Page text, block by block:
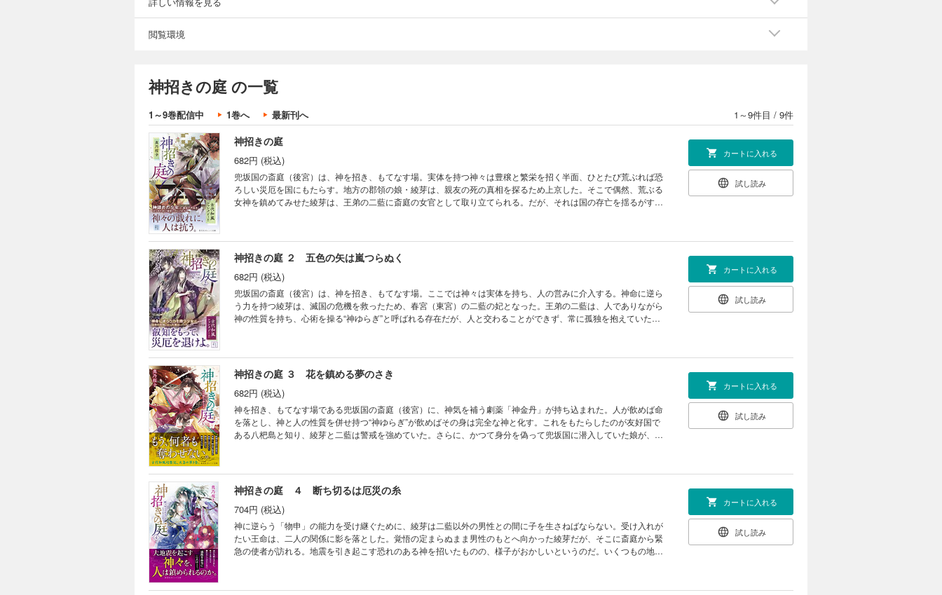
閲覧環境
神招きの庭 の一覧
1～9巻配信中 1巻へ 最新刊へ 1～9件目 / 9件
神招きの庭
682円 (税込)
兜坂国の斎庭（後宮）は、神を招き、もてなす場。実体を持つ神々は豊穣と繁栄を招く半面、ひとたび荒ぶれば恐
ろしい災厄を国にもたらす。地方の郡領の娘・綾芽は、親友の死の真相を探るため上京した。そこで偶然、荒ぶる
女神を鎮めてみせた綾芽は、王弟の二藍に斎庭の女官として取り立てられる。だが、それは国の存亡を揺るがす事
カートに入れる
試し読み
神招きの庭 ２ 五色の矢は嵐つらぬく
682円 (税込)
兜坂国の斎庭（後宮）は、神を招き、もてなす場。ここでは神々は実体を持ち、人の営みに介入する。神命に逆ら
う力を持つ綾芽は、滅国の危機を救ったため、春宮（東宮）の二藍の妃となった。王弟の二藍は、人でありながら
神の性質を持ち、心術を操る“神ゆらぎ”と呼ばれる存在だが、人と交わることができず、常に孤独を抱えていた。
カートに入れる
試し読み
神招きの庭 ３ 花を鎮める夢のさき
682円 (税込)
神を招き、もてなす場である兜坂国の斎庭（後宮）に、神気を補う劇薬「神金丹」が持ち込まれた。人が飲めば命
を落とし、神と人の性質を併せ持つ“神ゆらぎ”が飲めばその身は完全な神と化す。これをもたらしたのが友好国で
ある八杷島と知り、綾芽と二藍は警戒を強めていた。さらに、かつて身分を偽って兜坂国に潜入していた娘が、八
カートに入れる
試し読み
神招きの庭 ４ 断ち切るは厄災の糸
704円 (税込)
神に逆らう「物申」の能力を受け継ぐために、綾芽は二藍以外の男性との間に子を生さねばならない。受け入れが
たい王命は、二人の関係に影を落とした。覚悟の定まらぬまま男性のもとへ向かった綾芽だが、そこに斎庭から緊
急の使者が訪れる。地震を引き起こす恐れのある神を招いたものの、様子がおかしいというのだ。いくつもの地脈
タジー第四弾！
カートに入れる
試し読み